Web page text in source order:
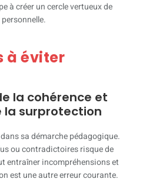
à créer un cercle vertueux de
à éviter
la cohérence et
surprotection
sa démarche pédagogique.
ou contradictoires risque de
entraîner incompréhensions et
est une autre erreur courante.